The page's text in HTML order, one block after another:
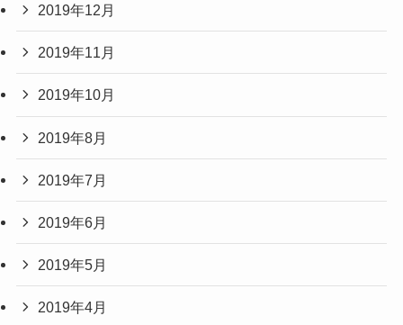
2019年12月
2019年11月
2019年10月
2019年8月
2019年7月
2019年6月
2019年5月
2019年4月